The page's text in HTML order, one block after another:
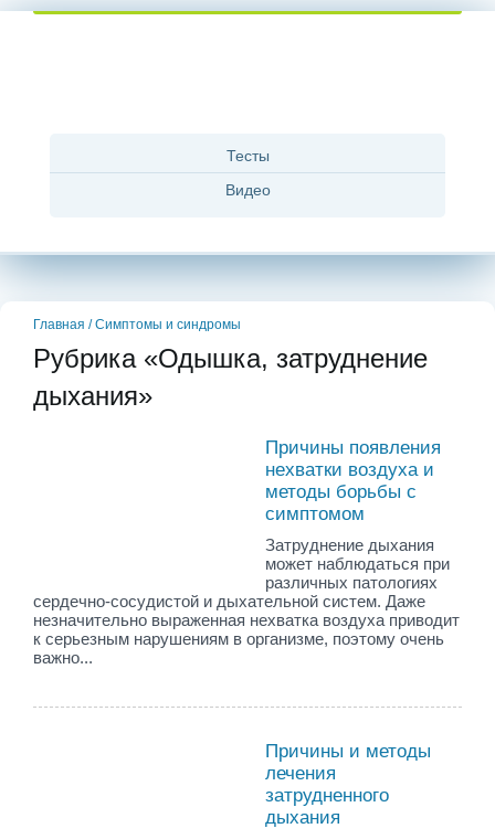
Тесты
Видео
Главная / Симптомы и синдромы
Рубрика «Одышка, затруднение
дыхания»
Причины появления
нехватки воздуха и
методы борьбы с
симптомом
Затруднение дыхания
может наблюдаться при
различных патологиях
сердечно-сосудистой и дыхательной систем. Даже
незначительно выраженная нехватка воздуха приводит
к серьезным нарушениям в организме, поэтому очень
важно...
Причины и методы
лечения
затрудненного
дыхания